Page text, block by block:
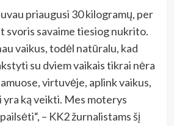
priaugusi 30 kilogramų, per
svoris savaime tiesiog nukrito.
vaikus, todėl natūralu, kad
su dviem vaikais tikrai nėra
virtuvėje, aplink vaikus,
yra ką veikti. Mes moterys
– KK2 žurnalistams šį